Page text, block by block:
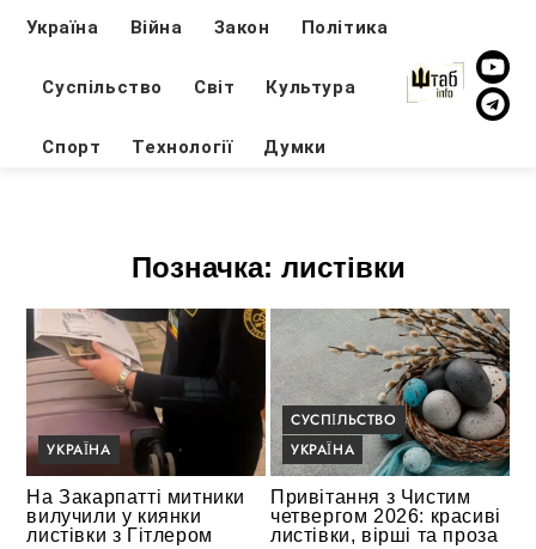
Україна Війна Закон Політика
Суспільство Світ Культура
Спорт Технології Думки
Позначка: листівки
УКРАЇНА
На Закарпатті митники
вилучили у киянки
листівки з Гітлером
СУСПІЛЬСТВО
УКРАЇНА
Привітання з Чистим
четвергом 2026: красиві
листівки, вірші та проза